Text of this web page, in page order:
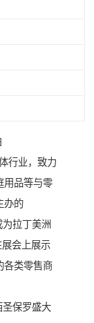
行业，致力
用品等与零
办的
为拉丁美洲
会上展示
各类零售商
圣保罗盛大